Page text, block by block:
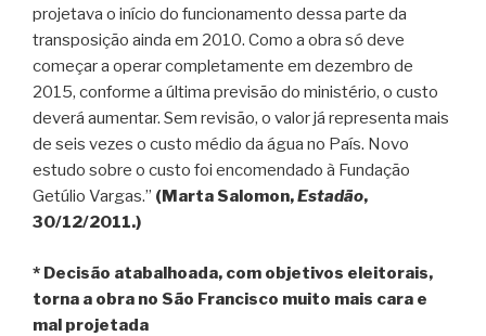
projetava o início do funcionamento dessa parte da
transposição ainda em 2010. Como a obra só deve
começar a operar completamente em dezembro de
2015, conforme a última previsão do ministério, o custo
deverá aumentar. Sem revisão, o valor já representa mais
de seis vezes o custo médio da água no País. Novo
estudo sobre o custo foi encomendado à Fundação
Getúlio Vargas.” (Marta Salomon,Estadão,
30/12/2011.)
* Decisão atabalhoada, com objetivos eleitorais,
torna a obra no São Francisco muito mais cara e
mal projetada